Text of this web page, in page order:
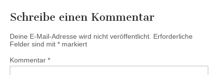
Schreibe einen Kommentar
Deine E-Mail-Adresse wird nicht veröffentlicht. Erforderliche
Felder sind mit * markiert
Kommentar *